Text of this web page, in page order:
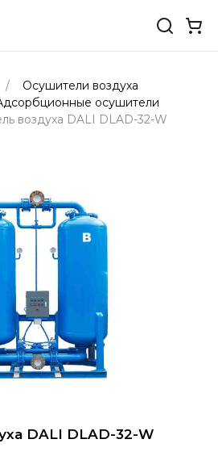
Осушители воздуха
осушители
воздуха DALI DLAD-32-W
DALI DLAD-32-W